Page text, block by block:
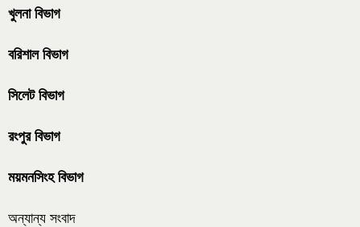
খুলনা বিভাগ
বরিশাল বিভাগ
সিলেট বিভাগ
রংপুর বিভাগ
ময়মনসিংহ বিভাগ
অন্যান্য সংবাদ